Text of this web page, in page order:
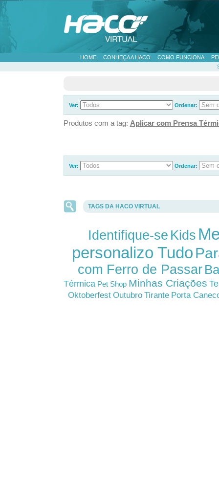
HOME CONHEÇA A HACO COMO FUNCIONA
Ver: Ordenar:
Produtos com a tag: Aplicar com Prensa
Ver: Ordenar:
TAGS DA HACO VIRTUAL
Identifique-se Kids
personalizo Tudo
com Ferro de Passar
Térmica Pet Shop Minhas Criações
Oktoberfest Outubro Tirante Porta